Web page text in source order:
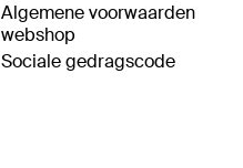
Algemene voorwaarden
webshop
Sociale gedragscode